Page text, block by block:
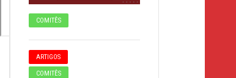
COMITÊS
ARTIGOS
COMITÊS